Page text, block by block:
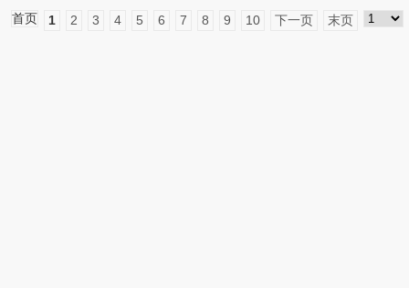
首页 1 2 3 4 5 6 7 8 9 10 下一页 末页